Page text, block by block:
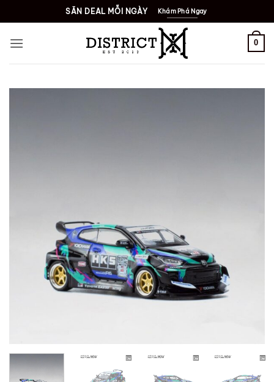
qua
nội
SĂN DEAL MỖI NGÀY Khám Phá Ngay
0